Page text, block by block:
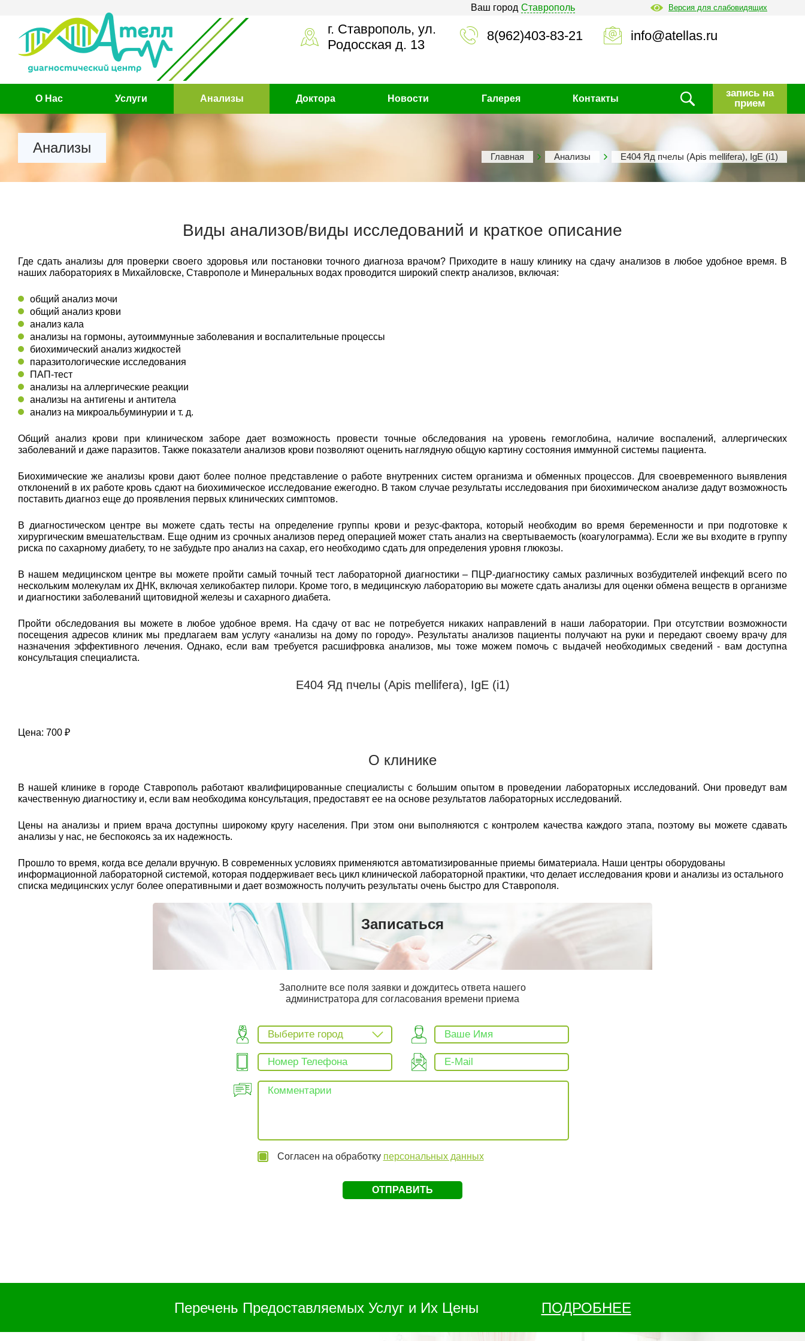
Ваш город Ставрополь Версия для слабовидящих
г. Ставрополь, ул.
Родосская д. 13
8(962)403-83-21 info@atellas.ru
О Нас Услуги Анализы Доктора Новости Галерея Контакты
запись на
прием
Анализы
Главная Анализы Е404 Яд пчелы (Apis mellifera), IgE (i1)
Виды анализов/виды исследований и краткое описание
Где сдать анализы для проверки своего здоровья или постановки точного диагноза врачом? Приходите в нашу клинику на сдачу анализов в любое удобное время. В
наших лабораториях в Михайловске, Ставрополе и Минеральных водах проводится широкий спектр анализов, включая:
общий анализ мочи
общий анализ крови
анализ кала
анализы на гормоны, аутоиммунные заболевания и воспалительные процессы
биохимический анализ жидкостей
паразитологические исследования
ПАП-тест
анализы на аллергические реакции
анализы на антигены и антитела
анализ на микроальбуминурии и т. д.
Общий анализ крови при клиническом заборе дает возможность провести точные обследования на уровень гемоглобина, наличие воспалений, аллергических
заболеваний и даже паразитов. Также показатели анализов крови позволяют оценить наглядную общую картину состояния иммунной системы пациента.
Биохимические же анализы крови дают более полное представление о работе внутренних систем организма и обменных процессов. Для своевременного выявления
отклонений в их работе кровь сдают на биохимическое исследование ежегодно. В таком случае результаты исследования при биохимическом анализе дадут возможность
поставить диагноз еще до проявления первых клинических симптомов.
В диагностическом центре вы можете сдать тесты на определение группы крови и резус-фактора, который необходим во время беременности и при подготовке к
хирургическим вмешательствам. Еще одним из срочных анализов перед операцией может стать анализ на свертываемость (коагулограмма). Если же вы входите в группу
риска по сахарному диабету, то не забудьте про анализ на сахар, его необходимо сдать для определения уровня глюкозы.
В нашем медицинском центре вы можете пройти самый точный тест лабораторной диагностики – ПЦР-диагностику самых различных возбудителей инфекций всего по
нескольким молекулам их ДНК, включая хеликобактер пилори. Кроме того, в медицинскую лабораторию вы можете сдать анализы для оценки обмена веществ в организме
и диагностики заболеваний щитовидной железы и сахарного диабета.
Пройти обследования вы можете в любое удобное время. На сдачу от вас не потребуется никаких направлений в наши лаборатории. При отсутствии возможности
посещения адресов клиник мы предлагаем вам услугу «анализы на дому по городу». Результаты анализов пациенты получают на руки и передают своему врачу для
назначения эффективного лечения. Однако, если вам требуется расшифровка анализов, мы тоже можем помочь с выдачей необходимых сведений - вам доступна
консультация специалиста.
Е404 Яд пчелы (Apis mellifera), IgE (i1)
Цена: 700 ₽
О клинике
В нашей клинике в городе Ставрополь работают квалифицированные специалисты с большим опытом в проведении лабораторных исследований. Они проведут вам
качественную диагностику и, если вам необходима консультация, предоставят ее на основе результатов лабораторных исследований.
Цены на анализы и прием врача доступны широкому кругу населения. При этом они выполняются с контролем качества каждого этапа, поэтому вы можете сдавать
анализы у нас, не беспокоясь за их надежность.
Прошло то время, когда все делали вручную. В современных условиях применяются автоматизированные приемы биматериала. Наши центры оборудованы
информационной лабораторной системой, которая поддерживает весь цикл клинической лабораторной практики, что делает исследования крови и анализы из остального
списка медицинских услуг более оперативными и дает возможность получить результаты очень быстро для Ставрополя.
Записаться
Заполните все поля заявки и дождитесь ответа нашего
администратора для согласования времени приема
Выберите город
Согласен на обработку персональных данных
Перечень Предоставляемых Услуг и Их Цены ПОДРОБНЕЕ